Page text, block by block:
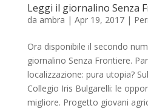
Leggi il giornalino Senza
da ambra | Apr 19, 2017|
Ora disponibile il secondo
giornalino Senza Frontiere.
localizzazione: pura utopia?
Collegio Iris Bulgarelli: le
migliore. Progetto giovani